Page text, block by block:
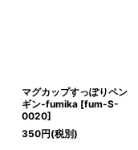
マグカップすっぽりペン
ギン-fumika [fum-S-
0020]
350円(税別)